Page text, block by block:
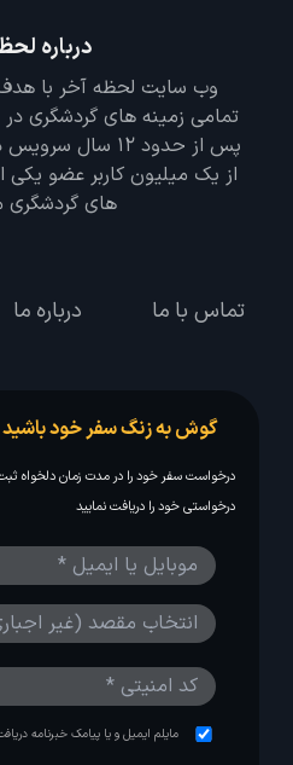
درباره
وب سایت لحظه آخر با هدف
پس از حدود 12
از یک میلیون کاربر عضو یکی
های گردشگری
تماس با ما درباره ما
گوش به زنگ سفر خود باشید
درخواست سفر خود را در مدت زمان دلخواه
درخواستی خود را دریافت نمایید
مایلم ایمیل و یا پیامک خبرنامه